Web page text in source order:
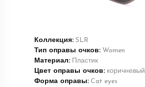
Коллекция: SLR
Тип оправы очков: Women
Материал: Пластик
Цвет оправы очков: коричневый
Форма оправы: Cat eyes